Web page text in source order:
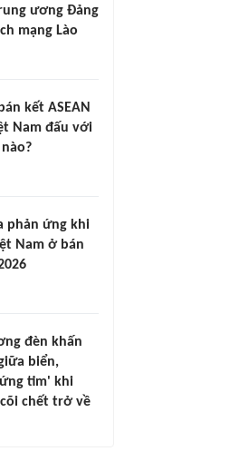
ương Đảng
mạng Lào
kết ASEAN
Nam đấu với
phản ứng khi
Nam ở bán
đèn khấn
biển,
tim' khi
chết trở về